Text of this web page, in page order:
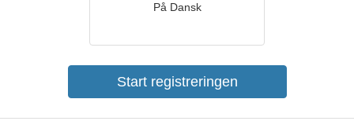
På Dansk
Start registreringen